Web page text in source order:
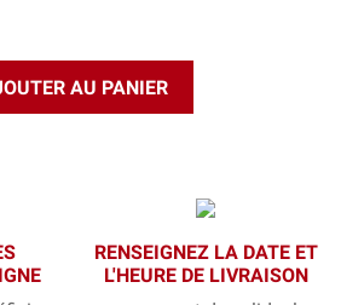
AU PANIER
RENSEIGNEZ LA DATE ET
L'HEURE DE LIVRAISON